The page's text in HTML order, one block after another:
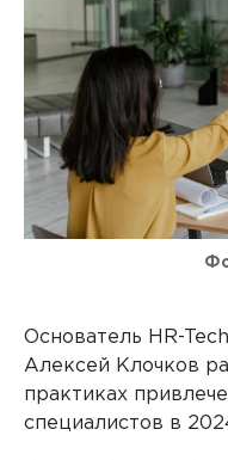
Основатель HR-
Алексей Клочков
практиках
специалистов в